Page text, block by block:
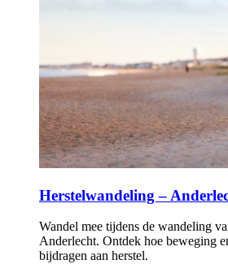
Herstelwandeling –
Wandel mee tijdens de wandeling
Anderlecht. Ontdek hoe beweging
bijdragen aan herstel.